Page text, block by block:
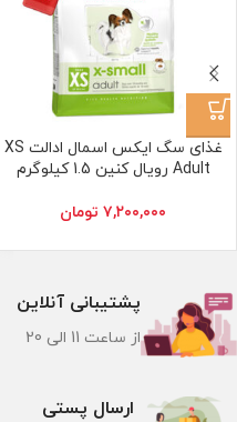
غذای سگ ایکس اسمال ادالت XS
Adult رویال کنین 1.5 کیلوگرم
۷,۲۰۰,۰۰۰ تومان
ارسال پستی
پشتیبانی آنلاین
از ساعت 11 الی 20